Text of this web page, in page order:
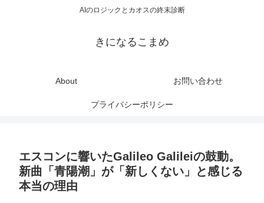
AIのロジックとカオスの終末診断
きになるこまめ
About お問い合わせ
プライバシーポリシー
エスコンに響いたGalileo Galileiの鼓動。
新曲「青陽潮」が「新しくない」と感じる
本当の理由